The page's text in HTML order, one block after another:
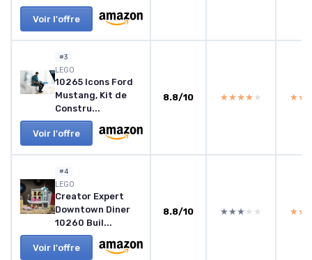
Voir l'offre
#3
LEGO
10265 Icons Ford
Mustang, Kit de
Constru...
Voir l'offre
8.8/10 ★★★★★
★★★★★
#4
LEGO
Creator Expert
Downtown Diner
10260 Buil...
Voir l'offre
8.8/10 ★★★★★
★★★★★